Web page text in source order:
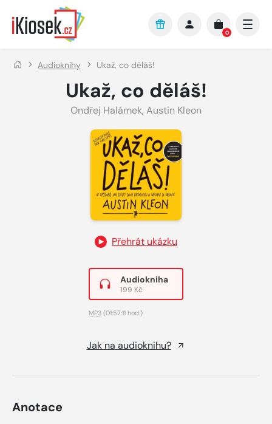
Přejít na hlavní obsah
0
Audioknihy Ukaž, co děláš!
Ukaž, co děláš!
Ondřej Halámek, Austin Kleon
Přehrát ukázku
Audiokniha
199 Kč
MP3 (01:57:11 hod.)
Jak na audioknihu?
Anotace